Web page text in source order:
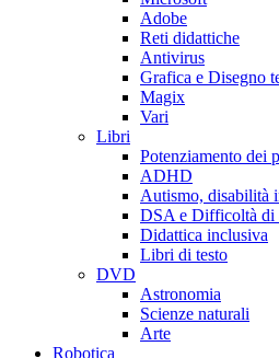
Adobe
Reti didattiche
Antivirus
Grafica e Disegno
Magix
Vari
Libri
Potenziamento dei
ADHD
Autismo, disabilità
DSA e Difficoltà di
Didattica inclusiva
Libri di testo
DVD
Astronomia
Scienze naturali
Arte
Robotica